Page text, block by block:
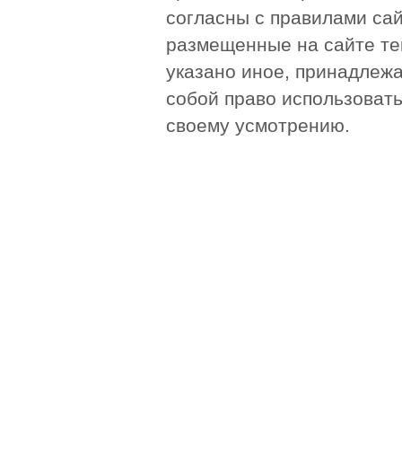
согласны с правилами
размещенные на сайте
указано иное,
собой право
своему усмотрению.